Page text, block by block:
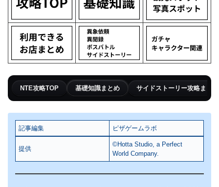
NTE攻略TOP 基礎知識まとめ サイドストーリー攻略まとめ
記事編集 ピザゲームラボ
提供
©Hotta Studio, a Perfect
World Company.